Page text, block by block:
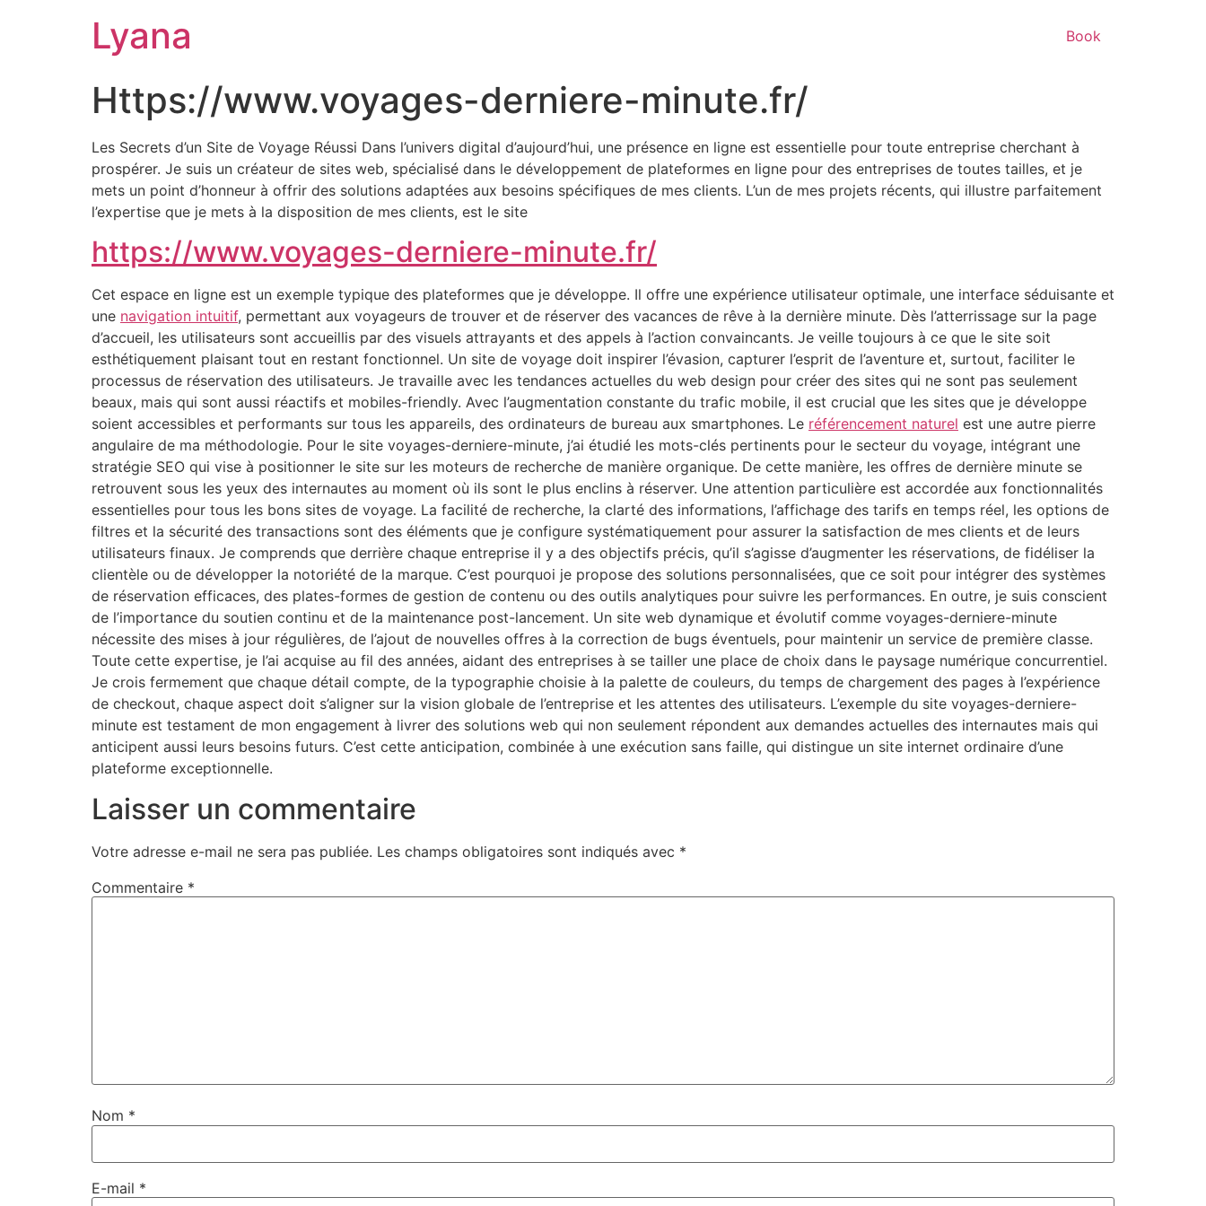
Lyana Book
Https://www.voyages-derniere-minute.fr/
Les Secrets d’un Site de Voyage Réussi Dans l’univers digital d’aujourd’hui, une présence en ligne est essentielle pour toute entreprise cherchant à
prospérer. Je suis un créateur de sites web, spécialisé dans le développement de plateformes en ligne pour des entreprises de toutes tailles, et je
mets un point d’honneur à offrir des solutions adaptées aux besoins spécifiques de mes clients. L’un de mes projets récents, qui illustre parfaitement
l’expertise que je mets à la disposition de mes clients, est le site
https://www.voyages-derniere-minute.fr/
Cet espace en ligne est un exemple typique des plateformes que je développe. Il offre une expérience utilisateur optimale, une interface séduisante et
une navigation intuitif, permettant aux voyageurs de trouver et de réserver des vacances de rêve à la dernière minute. Dès l’atterrissage sur la page
d’accueil, les utilisateurs sont accueillis par des visuels attrayants et des appels à l’action convaincants. Je veille toujours à ce que le site soit
esthétiquement plaisant tout en restant fonctionnel. Un site de voyage doit inspirer l’évasion, capturer l’esprit de l’aventure et, surtout, faciliter le
processus de réservation des utilisateurs. Je travaille avec les tendances actuelles du web design pour créer des sites qui ne sont pas seulement
beaux, mais qui sont aussi réactifs et mobiles-friendly. Avec l’augmentation constante du trafic mobile, il est crucial que les sites que je développe
soient accessibles et performants sur tous les appareils, des ordinateurs de bureau aux smartphones. Le référencement naturel est une autre pierre
angulaire de ma méthodologie. Pour le site voyages-derniere-minute, j’ai étudié les mots-clés pertinents pour le secteur du voyage, intégrant une
stratégie SEO qui vise à positionner le site sur les moteurs de recherche de manière organique. De cette manière, les offres de dernière minute se
retrouvent sous les yeux des internautes au moment où ils sont le plus enclins à réserver. Une attention particulière est accordée aux fonctionnalités
essentielles pour tous les bons sites de voyage. La facilité de recherche, la clarté des informations, l’affichage des tarifs en temps réel, les options de
filtres et la sécurité des transactions sont des éléments que je configure systématiquement pour assurer la satisfaction de mes clients et de leurs
utilisateurs finaux. Je comprends que derrière chaque entreprise il y a des objectifs précis, qu’il s’agisse d’augmenter les réservations, de fidéliser la
clientèle ou de développer la notoriété de la marque. C’est pourquoi je propose des solutions personnalisées, que ce soit pour intégrer des systèmes
de réservation efficaces, des plates-formes de gestion de contenu ou des outils analytiques pour suivre les performances. En outre, je suis conscient
de l’importance du soutien continu et de la maintenance post-lancement. Un site web dynamique et évolutif comme voyages-derniere-minute
nécessite des mises à jour régulières, de l’ajout de nouvelles offres à la correction de bugs éventuels, pour maintenir un service de première classe.
Toute cette expertise, je l’ai acquise au fil des années, aidant des entreprises à se tailler une place de choix dans le paysage numérique concurrentiel.
Je crois fermement que chaque détail compte, de la typographie choisie à la palette de couleurs, du temps de chargement des pages à l’expérience
de checkout, chaque aspect doit s’aligner sur la vision globale de l’entreprise et les attentes des utilisateurs. L’exemple du site voyages-derniere-
minute est testament de mon engagement à livrer des solutions web qui non seulement répondent aux demandes actuelles des internautes mais qui
anticipent aussi leurs besoins futurs. C’est cette anticipation, combinée à une exécution sans faille, qui distingue un site internet ordinaire d’une
plateforme exceptionnelle.
Laisser un commentaire
Votre adresse e-mail ne sera pas publiée. Les champs obligatoires sont indiqués avec *
Commentaire *
Nom *
E-mail *